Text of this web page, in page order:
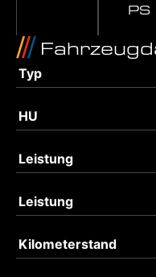
PS
Typ
HU
Leistung
Leistung
Kilometerstand